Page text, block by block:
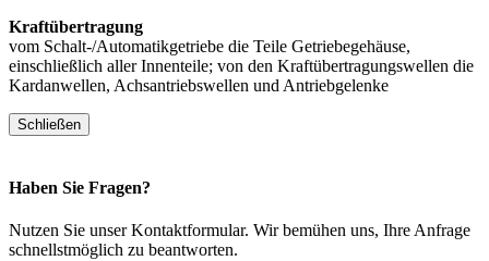
Kraftübertragung
vom Schalt-/Automatikgetriebe die Teile Getriebegehäuse,
einschließlich aller Innenteile; von den Kraftübertragungswellen die
Kardanwellen, Achsantriebswellen und Antriebgelenke
Schließen
Haben Sie Fragen?
Nutzen Sie unser Kontaktformular. Wir bemühen uns, Ihre Anfrage
schnellstmöglich zu beantworten.